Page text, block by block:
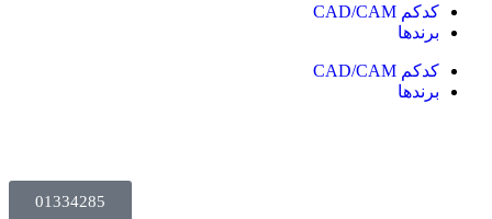
کدکم CAD/CAM
برندها
کدکم CAD/CAM
برندها
01334285